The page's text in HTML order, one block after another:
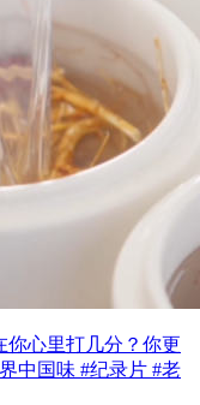
你心里打几分？你更
中国味 #纪录片 #老